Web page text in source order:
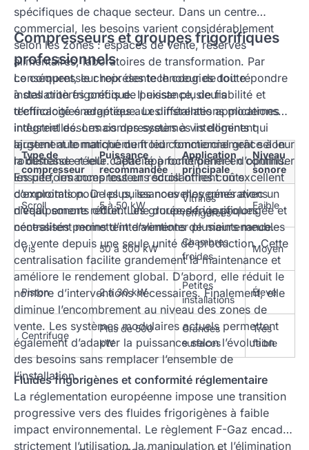
spécifiques de chaque secteur. Dans un centre
commercial, les besoins varient considérablement
selon les zones : espaces de vente, réserves
alimentaires, laboratoires de transformation. Par
conséquent, le choix des technologies doit répondre
à des critères précis de puissance, de fiabilité et
d’efficacité énergétique. Les installations modernes
intègrent désormais des systèmes intelligents qui
ajustent automatiquement leur fonctionnement selon
la demande réelle. Cette approche permet d’optimiser
les performances tout en réduisant les coûts
d’exploitation. De plus, les nouvelles générations
d’équipements offrent une durée de vie prolongée et
nécessitent moins d’interventions de maintenance.
Compresseurs et groupes frigorifiques
professionnels
Le compresseur représente le cœur de toute
installation frigorifique. Il existe plusieurs
technologies adaptées aux différentes applications
industrielles. Les compresseurs à vis dominent
largement le marché du froid commercial grâce à leur
robustesse et leur capacité à fonctionner en continu.
Ensuite, les compresseurs scroll offrent un excellent
compromis pour les puissances moyennes avec un
niveau sonore réduit. Les groupes frigorifiques
centralisés permettent d’alimenter plusieurs meubles
de vente depuis une seule unité de production. Cette
centralisation facilite grandement la maintenance et
améliore le rendement global. D’abord, elle réduit le
nombre d’interventions nécessaires. Finalement, elle
diminue l’encombrement au niveau des zones de
vente. Les systèmes modulaires actuels permettent
également d’adapter la puissance selon l’évolution
des besoins sans remplacer l’ensemble de
l’installation.
Type de
compresseur
Puissance
recommandée
Application
principale
Niveau
sonore
Scroll 5 à 50 kW
Vitrines
réfrigérées
Faible
Vis 50 à 500 kW
Chambres
froides
Moyen
Piston 2 à 30 kW
Petites
installations
Élevé
Centrifuge
Plus de 500
kW
Grandes
surfaces
Très
faible
Fluides frigorigènes et conformité réglementaire
La réglementation européenne impose une transition
progressive vers des fluides frigorigènes à faible
impact environnemental. Le règlement F-Gaz encadre
strictement l’utilisation, la manipulation et l’élimination